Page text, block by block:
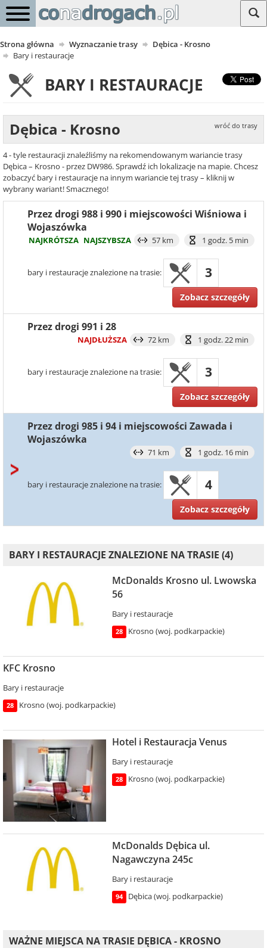
Strona główna Wyznaczanie trasy
Dębica - Krosno
Bary i restauracje
BARY I RESTAURACJE
Dębica - Krosno wróć do trasy
4 - tyle restauracji znaleźliśmy na rekomendowanym wariancie trasy
Dębica – Krosno - przez DW986. Sprawdź ich lokalizacje na mapie. Chcesz
zobaczyć bary i restauracje na innym wariancie tej trasy – kliknij w
wybrany wariant! Smacznego!
Przez drogi 988 i 990 i miejscowości Wiśniowa i
Wojaszówka
NAJKRÓTSZA NAJSZYBSZA 57 km 1 godz. 5 min
bary i restauracje znalezione na trasie: 3
Zobacz szczegóły
Przez drogi 991 i 28
NAJDŁUŻSZA 72 km 1 godz. 22 min
bary i restauracje znalezione na trasie: 3
Zobacz szczegóły
Przez drogi 985 i 94 i miejscowości Zawada i
Wojaszówka
71 km 1 godz. 16 min
bary i restauracje znalezione na trasie: 4
Zobacz szczegóły
BARY I RESTAURACJE ZNALEZIONE NA TRASIE (4)
McDonalds Krosno ul. Lwowska
56
Bary i restauracje
28 Krosno (woj. podkarpackie)
KFC Krosno
Bary i restauracje
28 Krosno (woj. podkarpackie)
Hotel i Restauracja Venus
Bary i restauracje
28 Krosno (woj. podkarpackie)
McDonalds Dębica ul.
Nagawczyna 245c
Bary i restauracje
94 Dębica (woj. podkarpackie)
WAŻNE MIEJSCA NA TRASIE DĘBICA - KROSNO